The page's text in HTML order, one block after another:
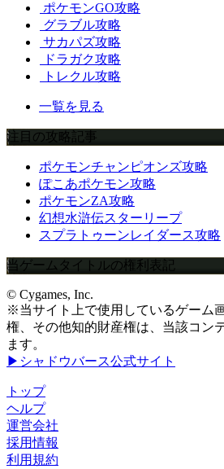
ポケモンGO攻略
グラブル攻略
サカパズ攻略
ドラガク攻略
トレクル攻略
一覧を見る
注目の攻略記事
ポケモンチャンピオンズ攻略
ぽこあポケモン攻略
ポケモンZA攻略
幻想水滸伝スターリープ
スプラトゥーンレイダース攻略
当ゲームタイトルの権利表記
© Cygames, Inc.
※当サイト上で使用しているゲーム
権、その他知的財産権は、当該コン
ます。
▶シャドウバース公式サイト
トップ
ヘルプ
運営会社
採用情報
利用規約